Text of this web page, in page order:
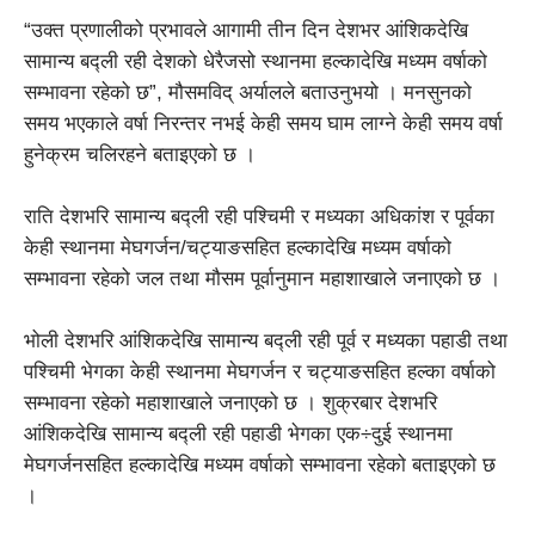
“उक्त प्रणालीको प्रभावले आगामी तीन दिन देशभर आंशिकदेखि
सामान्य बद्ली रही देशको धेरैजसो स्थानमा हल्कादेखि मध्यम वर्षाको
सम्भावना रहेको छ”, मौसमविद् अर्यालले बताउनुभयो । मनसुनको
समय भएकाले वर्षा निरन्तर नभई केही समय घाम लाग्ने केही समय वर्षा
हुनेक्रम चलिरहने बताइएको छ ।
राति देशभरि सामान्य बद्ली रही पश्चिमी र मध्यका अधिकांश र पूर्वका
केही स्थानमा मेघगर्जन/चट्याङसहित हल्कादेखि मध्यम वर्षाको
सम्भावना रहेको जल तथा मौसम पूर्वानुमान महाशाखाले जनाएको छ ।
भोली देशभरि आंशिकदेखि सामान्य बद्ली रही पूर्व र मध्यका पहाडी तथा
पश्चिमी भेगका केही स्थानमा मेघगर्जन र चट्याङसहित हल्का वर्षाको
सम्भावना रहेको महाशाखाले जनाएको छ । शुक्रबार देशभरि
आंशिकदेखि सामान्य बद्ली रही पहाडी भेगका एक÷दुई स्थानमा
मेघगर्जनसहित हल्कादेखि मध्यम वर्षाको सम्भावना रहेको बताइएको छ
।